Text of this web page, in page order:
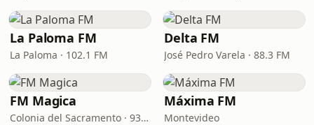
La Paloma FM
La Paloma · 102.1 FM
Delta FM
José Pedro Varela · 88.3 FM
FM Magica
Colonia del Sacramento · 93.5 FM
Máxima FM
Montevideo